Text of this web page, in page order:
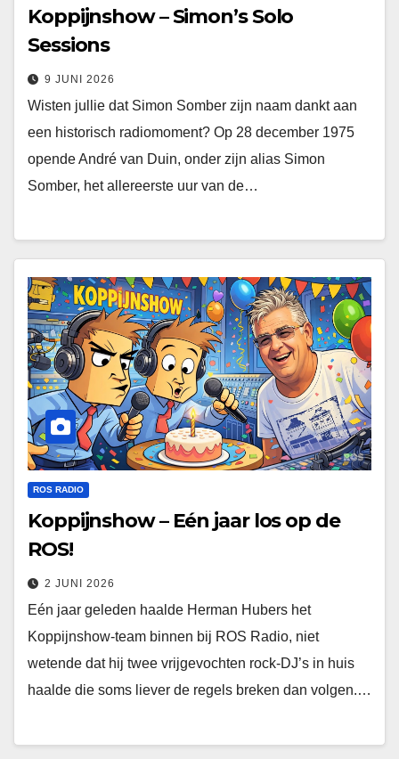
Koppijnshow – Simon’s Solo
Sessions
9 JUNI 2026
Wisten jullie dat Simon Somber zijn naam dankt aan
een historisch radiomoment? Op 28 december 1975
opende André van Duin, onder zijn alias Simon
Somber, het allereerste uur van de…
ROS RADIO
Koppijnshow – Eén jaar los op de
ROS!
2 JUNI 2026
Eén jaar geleden haalde Herman Hubers het
Koppijnshow‑team binnen bij ROS Radio, niet
wetende dat hij twee vrijgevochten rock‑DJ’s in huis
haalde die soms liever de regels breken dan volgen.…